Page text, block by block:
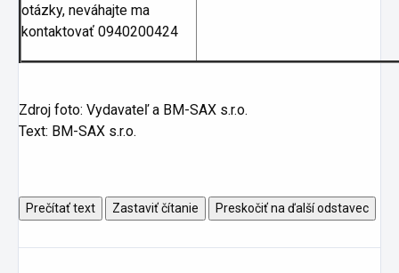
otázky, neváhajte ma
kontaktovať 0940200424
Zdroj foto: Vydavateľ a BM-SAX s.r.o.
Text: BM-SAX s.r.o.
Prečítať text Zastaviť čítanie Preskočiť na ďalší odstavec